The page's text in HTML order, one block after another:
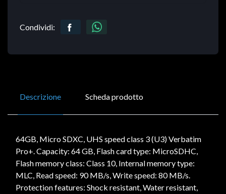
Condividi:
Descrizione Scheda prodotto
64GB, Micro SDXC, UHS speed class 3 (U3) Verbatim
Pro+. Capacity: 64 GB, Flash card type: MicroSDHC,
Flash memory class: Class 10, Internal memory type:
MLC, Read speed: 90 MB/s, Write speed: 80 MB/s.
Protection features: Shock resistant, Water resistant,